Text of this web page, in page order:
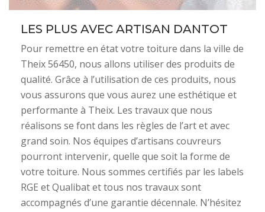
LES PLUS AVEC ARTISAN DANTOT
Pour remettre en état votre toiture dans la ville de
Theix 56450, nous allons utiliser des produits de
qualité. Grâce à l’utilisation de ces produits, nous
vous assurons que vous aurez une esthétique et
performante à Theix. Les travaux que nous
réalisons se font dans les règles de l’art et avec
grand soin. Nos équipes d’artisans couvreurs
pourront intervenir, quelle que soit la forme de
votre toiture. Nous sommes certifiés par les labels
RGE et Qualibat et tous nos travaux sont
accompagnés d’une garantie décennale. N’hésitez